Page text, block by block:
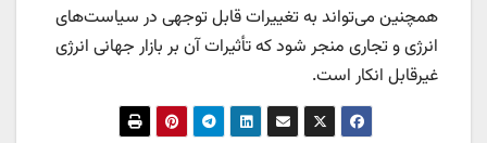
همچنین می‌تواند به تغییرات قابل توجهی در سیاست‌های
انرژی و تجاری منجر شود که تأثیرات آن بر بازار جهانی انرژی
غیرقابل انکار است.